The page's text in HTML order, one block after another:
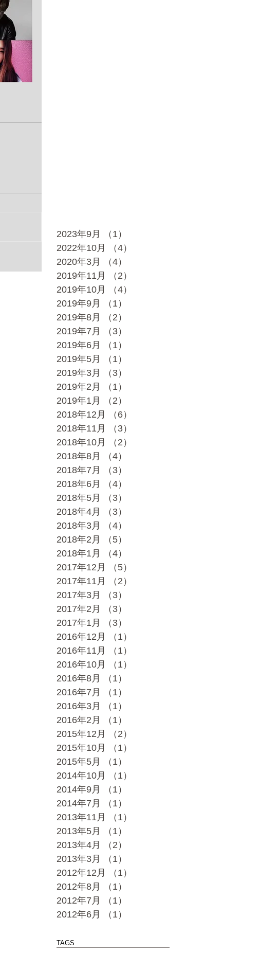
2023年9月 （1）
2022年10月
（4）
2020年3月
（4）
2019年11月
（2）
2019年10月
（4）
2019年9月
（1）
2019年8月
（2）
2019年7月
（3）
2019年6月
（1）
2019年5月
（1）
2019年3月
（3）
2019年2月
（1）
2019年1月
（2）
2018年12月
（6）
2018年11月
（3）
2018年10月
（2）
2018年8月
（4）
2018年7月
（3）
2018年6月
（4）
2018年5月
（3）
2018年4月
（3）
2018年3月
（4）
2018年2月
（5）
2018年1月
（4）
2017年12月
（5）
2017年11月
（2）
2017年3月
（3）
2017年2月
（3）
2017年1月
（3）
2016年12月
（1）
2016年11月
（1）
2016年10月
（1）
2016年8月
（1）
2016年7月
（1）
2016年3月
（1）
2016年2月
（1）
2015年12月
（2）
2015年10月
（1）
2015年5月
（1）
2014年10月
（1）
2014年9月
（1）
2014年7月
（1）
2013年11月
（1）
2013年5月
（1）
2013年4月
（2）
2013年3月
（1）
2012年12月
（1）
2012年8月
（1）
2012年7月
（1）
2012年6月
（1）
TAGS